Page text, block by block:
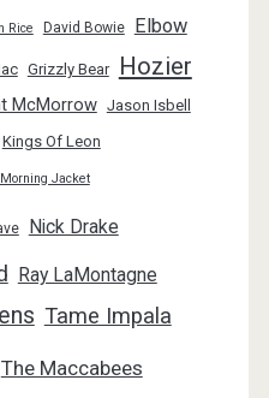
Rice David Bowie Elbow
Grizzly Bear Hozier
McMorrow Jason Isbell
Kings Of Leon
Jacket
Nick Drake
Ray LaMontagne
Tame Impala
The Maccabees